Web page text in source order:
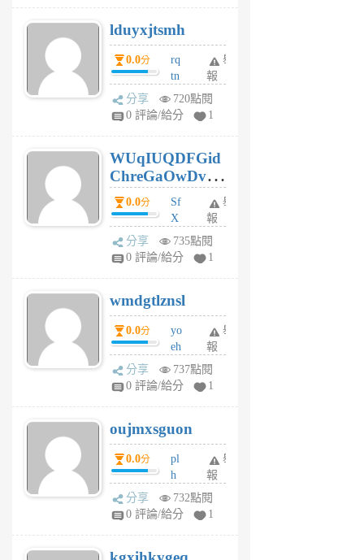
月
前
lduyxjtsmh
0.0分
rq
tn
jt
gl
個
月
前
舉
報
分享
720點閱
0 評論/給分
1
WUqIUQDFGid
ChreGaOwDv
dY0.0分
Sf
X
Pe
Jc
R
P
m
v
A
V
個
月
前
舉
報
分享
735點閱
0 評論/給分
1
wmdgtlznsl
0.0分
yo
eh
ld
gy
個
月
前
舉
報
分享
737點閱
0 評論/給分
1
oujmxsguon
0.0分
pl
h
wi
w
6
舉
報
分享
732點閱
0 評論/給分
1